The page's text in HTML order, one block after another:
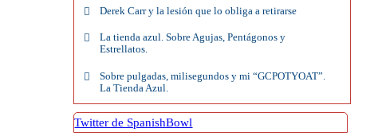
Derek Carr y la lesión que lo obliga a retirarse
La tienda azul. Sobre Agujas, Pentágonos y
Estrellatos.
Sobre pulgadas, milisegundos y mi “GCPOTYOAT”.
La Tienda Azul.
Twitter de SpanishBowl